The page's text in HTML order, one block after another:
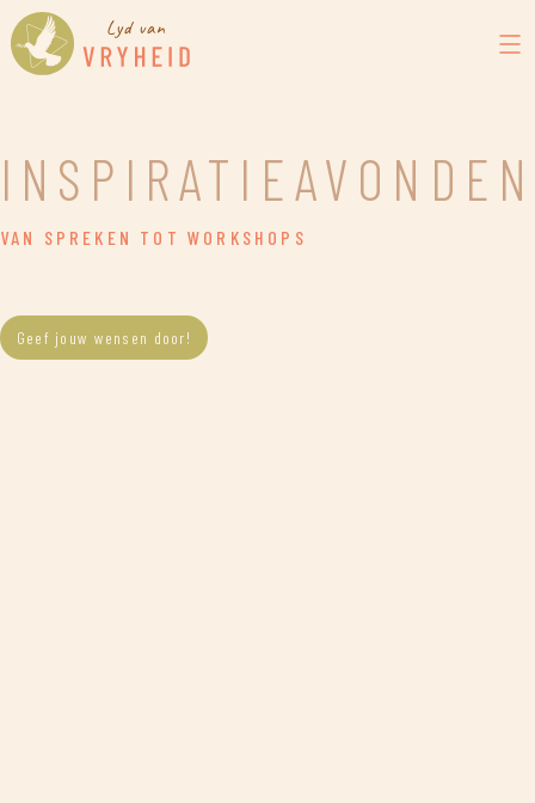
INSPIRATIEAVONDEN
VAN SPREKEN TOT WORKSHOPS
Geef jouw wensen door!